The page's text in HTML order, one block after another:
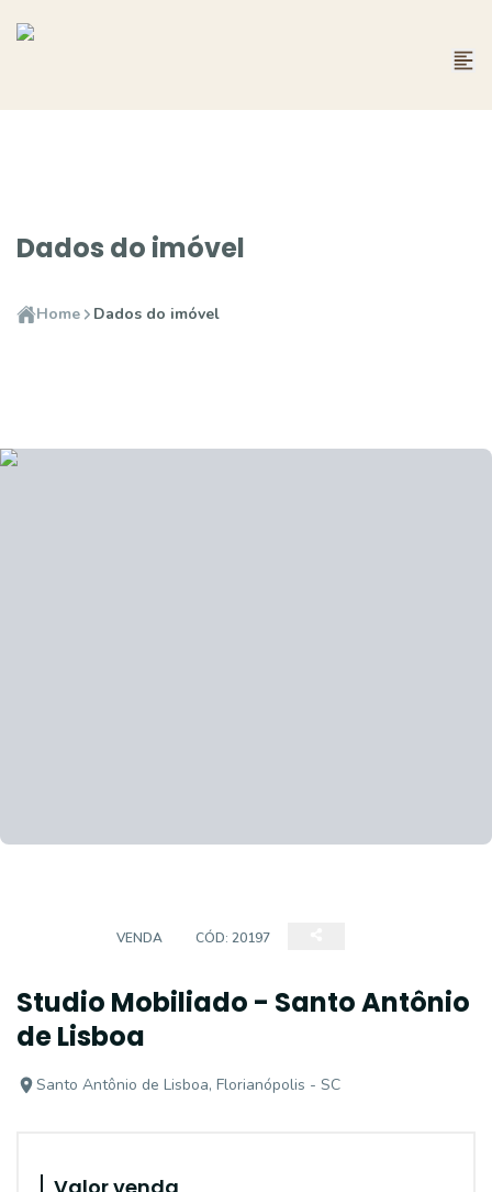
Dados do imóvel
Home Dados do imóvel
VENDA CÓD: 20197
Studio Mobiliado - Santo Antônio
de Lisboa
Santo Antônio de Lisboa, Florianópolis - SC